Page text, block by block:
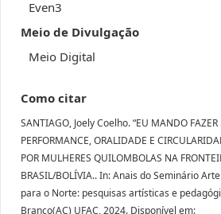
Even3
Meio de Divulgação
Meio Digital
Como citar
SANTIAGO, Joely Coelho. “EU MANDO FAZER
PERFORMANCE, ORALIDADE E
POR MULHERES QUILOMBOLAS NA
BRASIL/BOLÍVIA.. In: Anais do Seminário
para o Norte: pesquisas artísticas e
Branco(AC) UFAC, 2024. Disponível em: